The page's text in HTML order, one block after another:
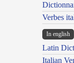
Verbes
In english
Latin
Italian